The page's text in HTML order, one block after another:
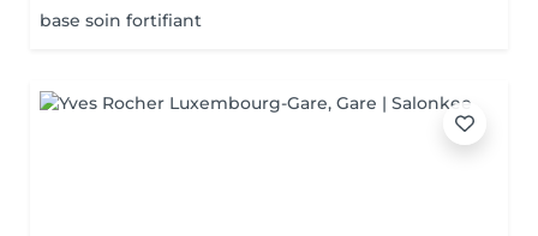
base soin fortifiant